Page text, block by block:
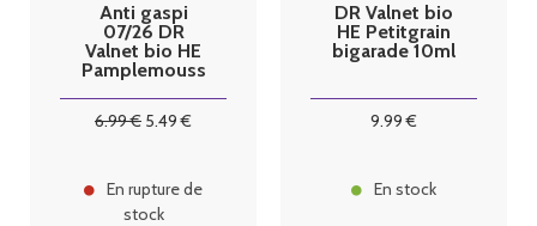
Anti gaspi
07/26 DR
Valnet bio HE
Pamplemouss
6.99€ 5.49 €
En rupture de
stock
DR Valnet bio
HE Petitgrain
bigarade 10ml
9.99 €
En stock